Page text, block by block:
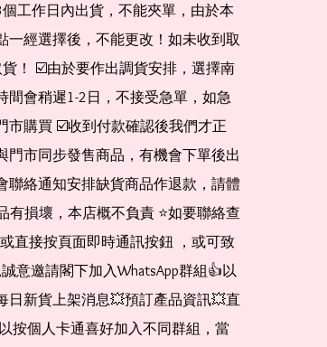
工作日內出貨，不能夾單，由於本
一經選擇後，不能更改！如未收到取
貨！ ☑️由於要作出調貨安排，選擇南
間會稍遲1-2日，不接受急單，如急
市購買 ☑️收到付款確認後我們才正
門市同步發售商品，有機會下單後出
聯絡通知安排缺貨商品作退款，請體
損壞，本店概不負責 ⭐️如要聯絡查
直接按頁面即時通訊按鈕 ，或可致
意邀請閣下加入WhatsApp群組👍以
日新貨上架消息💥預訂產品資訊💥直
按個人卡通喜好加入不同群組，當